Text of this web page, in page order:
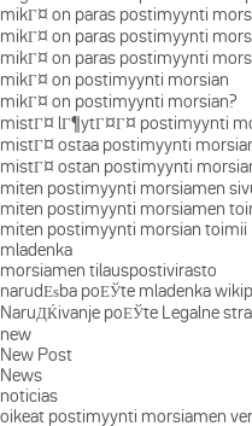
mikГ¤ on paras postimyynti
mikГ¤ on paras postimyynti
mikГ¤ on paras postimyynti
mikГ¤ on postimyynti morsian
mikГ¤ on postimyynti morsian?
mistГ¤ lГ¶ytГ¤Г¤ postimyynti
mistГ¤ ostaa postimyynti
mistГ¤ ostan postimyynti
miten postimyynti morsiamen
miten postimyynti morsiamen
miten postimyynti morsian toimii
mladenka
morsiamen tilauspostivirasto
narudЕѕba poЕЎte mladenka
NaruДЌivanje poЕЎte Legalne
new
New Post
News
noticias
oikeat postimyynti morsiamen